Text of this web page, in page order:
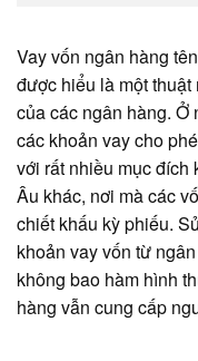
Vay vốn ngân hàng
được hiểu là một
của các ngân hàng.
các khoản vay cho
với rất nhiều mục đích
Âu khác, nơi mà các
chiết khấu kỳ phiếu.
khoản vay vốn từ
không bao hàm hình
hàng vẫn cung cấp